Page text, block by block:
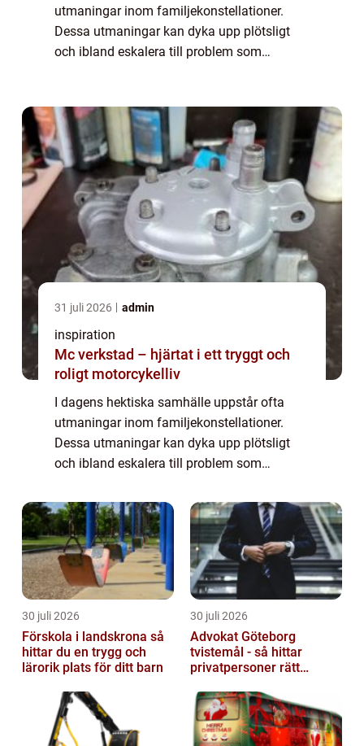
utmaningar inom familjekonstellationer.
Dessa utmaningar kan dyka upp plötsligt
och ibland eskalera till problem som
31 juli 2026 admin
inspiration
Mc verkstad – hjärtat i ett tryggt och
roligt motorcykelliv
I dagens hektiska samhälle uppstår ofta
utmaningar inom familjekonstellationer.
Dessa utmaningar kan dyka upp plötsligt
och ibland eskalera till problem som
Familjerådgivning i Stockholm erb...
30 juli 2026
Förskola i landskrona så
hittar du en trygg och
lärorik plats för ditt barn
30 juli 2026
Advokat Göteborg
tvistemål - så hittar
privatpersoner rätt